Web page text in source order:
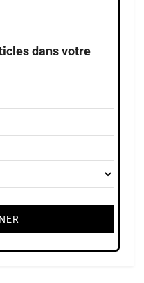
dans votre